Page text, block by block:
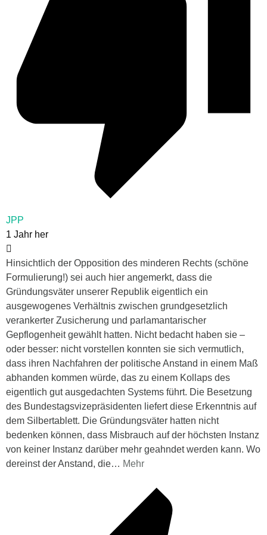
JPP
1 Jahr her
Hinsichtlich der Opposition des minderen Rechts (schöne
Formulierung!) sei auch hier angemerkt, dass die
Gründungsväter unserer Republik eigentlich ein
ausgewogenes Verhältnis zwischen grundgesetzlich
verankerter Zusicherung und parlamantarischer
Gepflogenheit gewählt hatten. Nicht bedacht haben sie –
oder besser: nicht vorstellen konnten sie sich vermutlich,
dass ihren Nachfahren der politische Anstand in einem Maß
abhanden kommen würde, das zu einem Kollaps des
eigentlich gut ausgedachten Systems führt. Die Besetzung
des Bundestagsvizepräsidenten liefert diese Erkenntnis auf
dem Silbertablett. Die Gründungsväter hatten nicht
bedenken können, dass Misbrauch auf der höchsten Instanz
von keiner Instanz darüber mehr geahndet werden kann. Wo
dereinst der Anstand, die… Mehr